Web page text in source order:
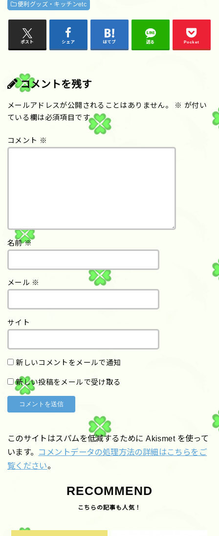
便利グッズ・キッチンetc
ポスト シェア はてブ 送る Pocket
コメントを残す
メールアドレスが公開されることはありません。 ※ が付い
ている欄は必須項目です
コメント ※
名前※
メール ※
サイト
新しいコメントをメールで通知
新しい投稿をメールで受け取る
このサイトはスパムを低減するために Akismet を使って
います。 コメントデータの処理方法の詳細はこちらをご
覧ください。
RECOMMEND